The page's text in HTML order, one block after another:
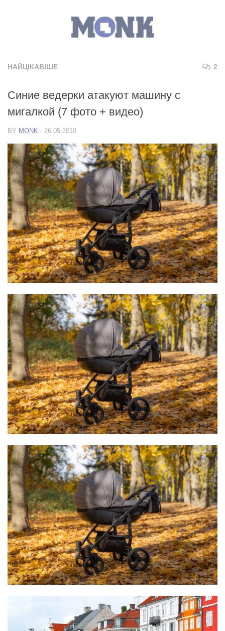
НАЙЦІКАВІШЕ 2
Синие ведерки атакуют машину с
мигалкой (7 фото + видео)
BY MONK · 26.05.2010